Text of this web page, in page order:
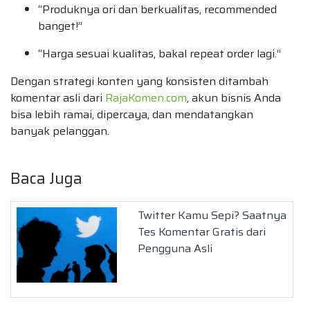
“Produknya ori dan berkualitas, recommended
banget!”
“Harga sesuai kualitas, bakal repeat order lagi.”
Dengan strategi konten yang konsisten ditambah
komentar asli dari RajaKomen.com, akun bisnis Anda
bisa lebih ramai, dipercaya, dan mendatangkan
banyak pelanggan.
Baca Juga
Twitter Kamu Sepi? Saatnya
Tes Komentar Gratis dari
Pengguna Asli